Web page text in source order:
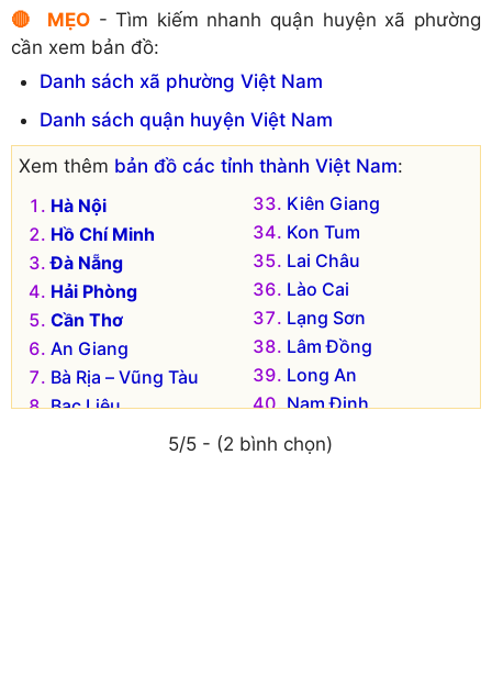
Huyện Đô Lương
Huyện Hưng Nguyên
Huyện Kỳ Sơn
Huyện Thanh Chương
Huyện Yên Thành
🔴 MẸO- Tìm kiếm nhanh quận huyện xã phường
cần xem bản đồ:
Danh sách xã phường Việt Nam
Danh sách quận huyện Việt Nam
Xem thêm bản đồ các tỉnh thành Việt Nam:
Hà Nội
Hồ Chí Minh
Đà Nẵng
Hải Phòng
Cần Thơ
An Giang
Bà Rịa – Vũng Tàu
Bạc Liêu
Kiên Giang
Kon Tum
Lai Châu
Lào Cai
Lạng Sơn
Lâm Đồng
Long An
Nam Định
Nghệ An
Ninh Bình
5/5 - (2 bình chọn)